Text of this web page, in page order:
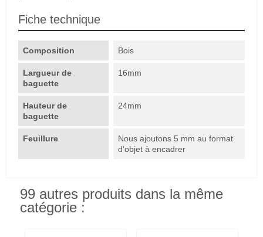
Fiche technique
Composition Bois
Largueur de
baguette
16mm
Hauteur de
baguette
24mm
Feuillure
Nous ajoutons 5 mm au format
d'objet à encadrer
99 autres produits dans la même
catégorie :